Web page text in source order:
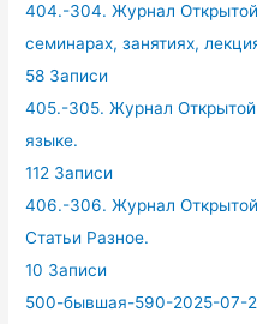
404.-304. Журнал
семинарах, занятиях,
58 Записи
405.-305. Журнал Открытой
языке.
112 Записи
406.-306. Журнал Открытой
Статьи Разное.
10 Записи
500-бывшая-590-2025-07-